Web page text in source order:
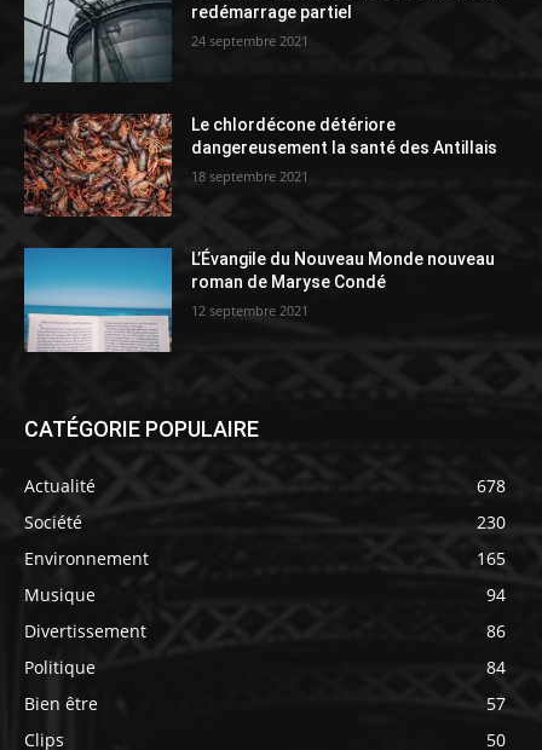
redémarrage partiel
24 septembre 2021
Le chlordécone détériore
dangereusement la santé des Antillais
18 septembre 2021
L’Évangile du Nouveau Monde nouveau
roman de Maryse Condé
12 septembre 2021
CATÉGORIE POPULAIRE
Actualité
678
Société
230
Environnement
165
Musique
94
Divertissement
86
Politique
84
Bien être
57
Clips
50